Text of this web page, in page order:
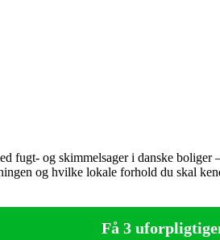
fugt‑ og skimmelsager i danske
og hvilke lokale forhold du skal
Få 3